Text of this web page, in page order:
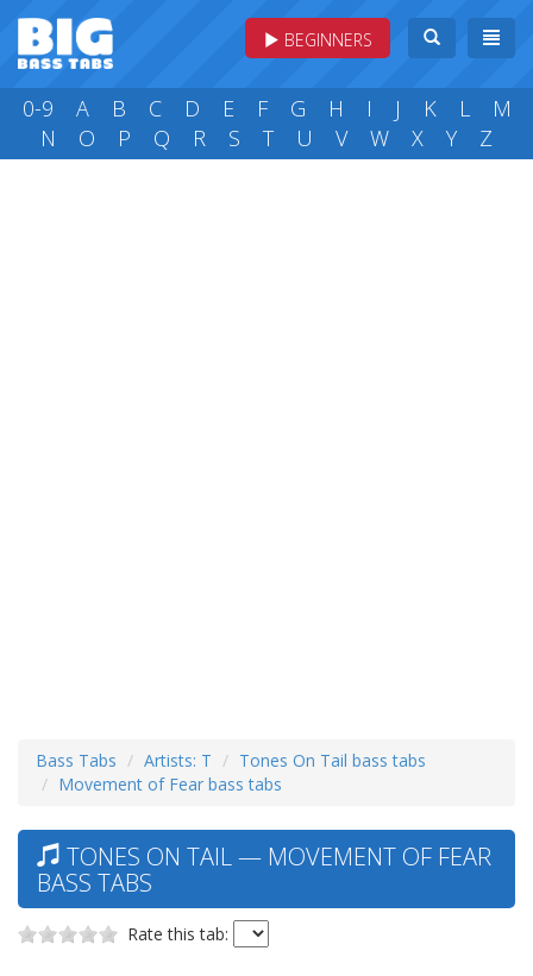
BEGINNERS
0-9 A B C D E F G H I J K L
M
N
O P Q R S T U V W X Y Z
Bass Tabs Artists: T
Tones On Tail bass tabs
Movement of Fear bass tabs
TONES ON TAIL — MOVEMENT OF FEAR
BASS TABS
Rate this tab: